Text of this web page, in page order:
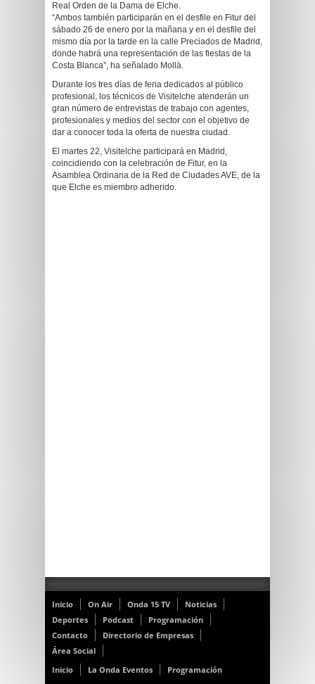
Real Orden de la Dama de Elche.
“Ambos también participarán en el desfile en Fitur del
sábado 26 de enero por la mañana y en el desfile del
mismo día por la tarde en la calle Preciados de Madrid,
donde habrá una representación de las fiestas de la
Costa Blanca”, ha señalado Mollà.
Durante los tres días de feria dedicados al público
profesional, los técnicos de Visitelche atenderán un
gran número de entrevistas de trabajo con agentes,
profesionales y medios del sector con el objetivo de
dar a conocer toda la oferta de nuestra ciudad.
El martes 22, Visitelche participará en Madrid,
coincidiendo con la celebración de Fitur, en la
Asamblea Ordinaria de la Red de Ciudades AVE, de la
que Elche es miembro adherido.
Inicio On Air Onda 15 TV
Noticias
Deportes
Podcast
Programación
Contacto
Directorio de Empresas
Área Social
Inicio
La Onda Eventos Programación